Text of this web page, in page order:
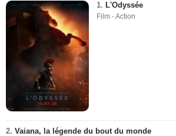
1. L'Odyssée
Film - Action
2. Vaiana, la légende du bout du monde